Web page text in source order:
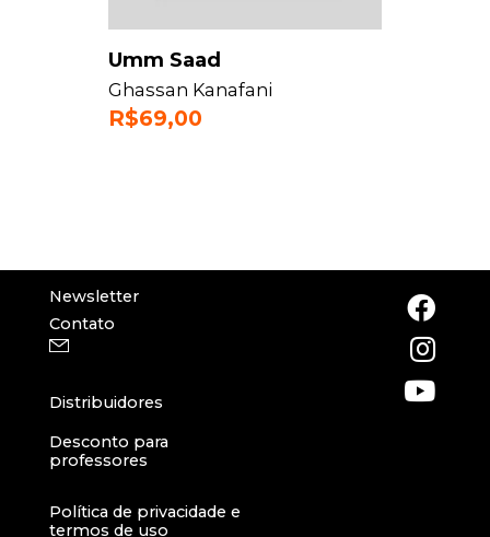
Umm Saad
Ghassan Kanafani
R$69,00
Newsletter
Contato
Distribuidores
Desconto para
professores
Política de privacidade e
termos de uso